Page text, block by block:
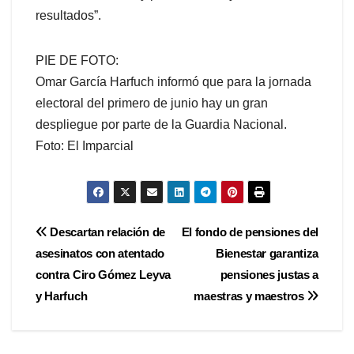
resultados”.
PIE DE FOTO:
Omar García Harfuch informó que para la jornada
electoral del primero de junio hay un gran
despliegue por parte de la Guardia Nacional.
Foto: El Imparcial
Navegación
de
entradas
El fondo de pensiones del
Bienestar garantiza
pensiones justas a
maestras y maestros
Descartan relación de
asesinatos con atentado
contra Ciro Gómez Leyva
y Harfuch